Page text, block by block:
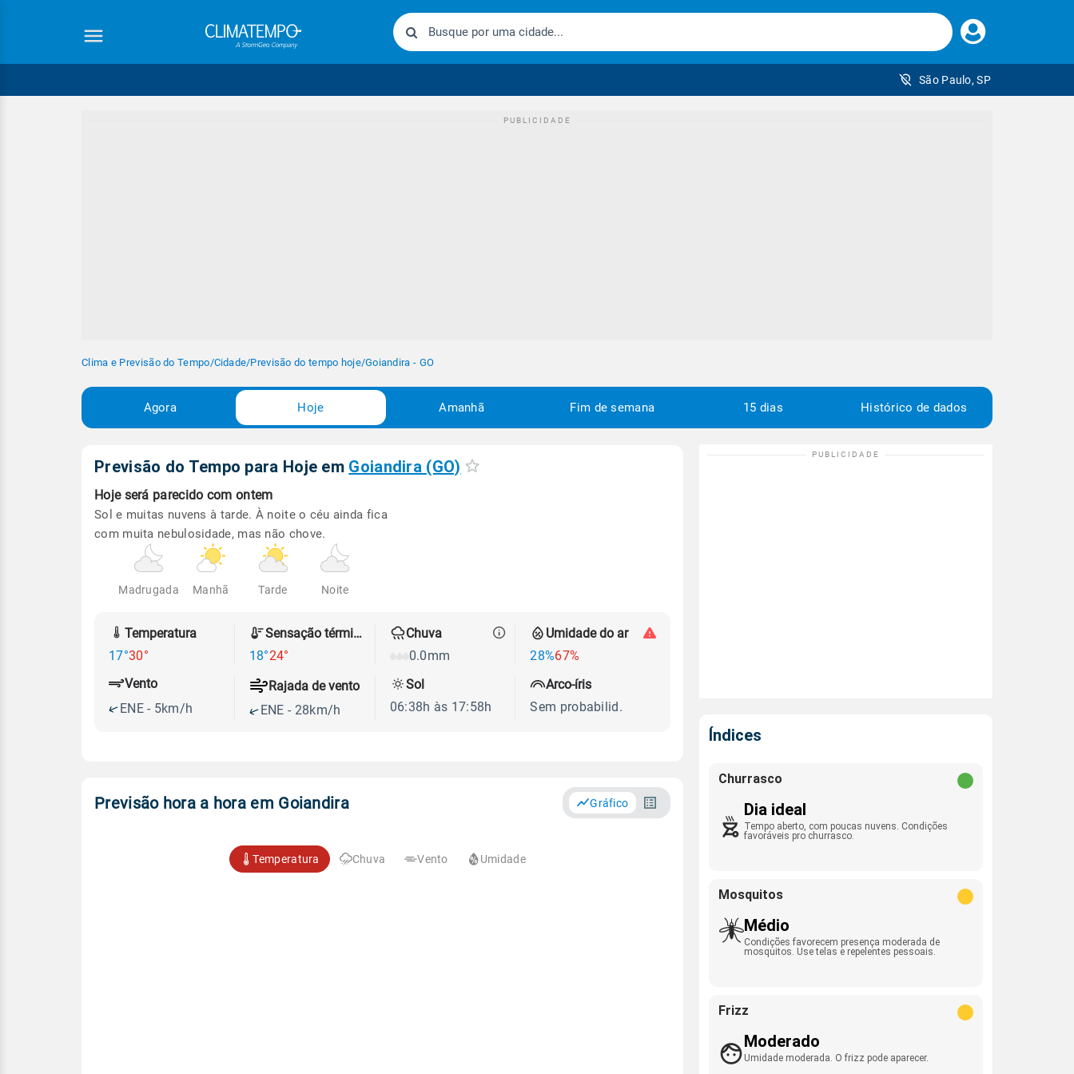
Faça
seu
São Paulo, SP
Clima e Previsão do Tempo/Cidade/Previsão do tempo hoje/Goiandira - GO
Agora Hoje Amanhã Fim de semana 15 dias Histórico de dados
Previsão do Tempo para Hoje em Goiandira (GO)
Hoje será parecido com ontem
Sol e muitas nuvens à tarde. À noite o céu ainda fica
com muita nebulosidade, mas não chove.
Madrugada Manhã Tarde Noite
Temperatura
17°30°
Sensação térmica
18°24°
Chuva
0.0mm
Umidade do ar
28%67%
Vento
ENE - 5km/h
Rajada de vento
ENE - 28km/h
Sol
06:38h às 17:58h
Arco-íris
Sem probabilid.
Previsão hora a hora em Goiandira Gráfico
Temperatura Chuva Vento Umidade
Índices
Churrasco
Dia ideal
Tempo aberto, com poucas nuvens. Condições
favoráveis pro churrasco.
Mosquitos
Médio
Condições favorecem presença moderada de
mosquitos. Use telas e repelentes pessoais.
Frizz
Moderado
Umidade moderada. O frizz pode aparecer.